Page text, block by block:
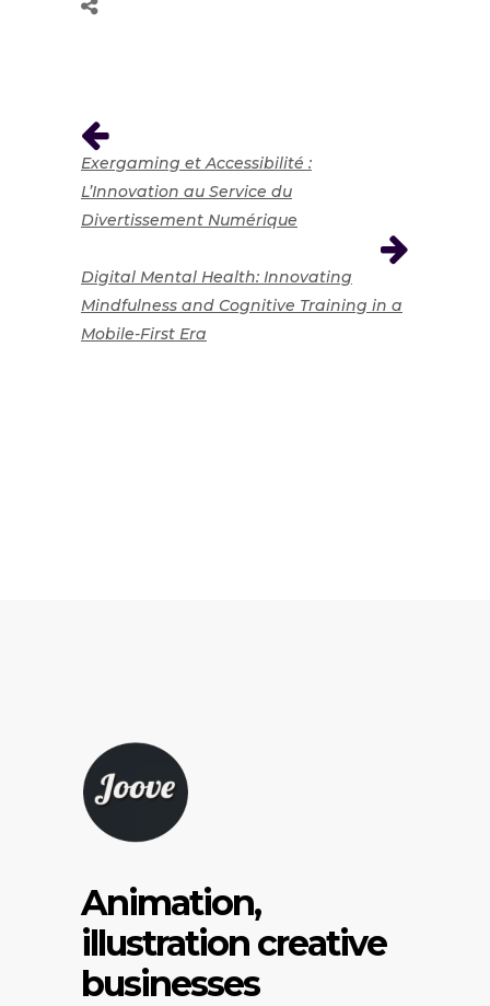
Exergaming et Accessibilité :
L’Innovation au Service du
Divertissement Numérique
Digital Mental Health: Innovating
Mindfulness and Cognitive Training in a
Mobile-First Era
Animation,
illustration creative
businesses